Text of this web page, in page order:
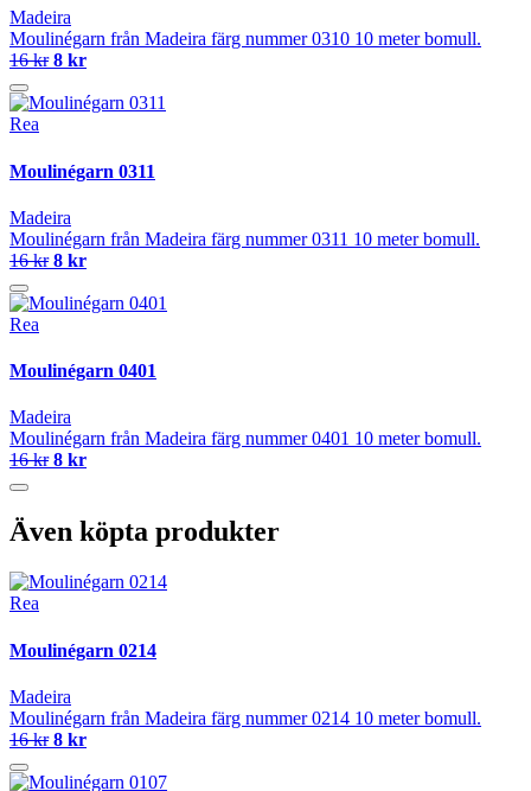
Madeira
Moulinégarn från Madeira färg nummer 0310 10 meter bomull.
16 kr 8 kr
Rea
Moulinégarn 0311
Madeira
Moulinégarn från Madeira färg nummer 0311 10 meter bomull.
16 kr 8 kr
Rea
Moulinégarn 0401
Madeira
Moulinégarn från Madeira färg nummer 0401 10 meter bomull.
16 kr 8 kr
Även köpta produkter
Rea
Moulinégarn 0214
Madeira
Moulinégarn från Madeira färg nummer 0214 10 meter bomull.
16 kr 8 kr